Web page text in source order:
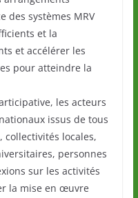
des systèmes MRV
et la
et accélérer les
pour atteindre la
les acteurs
issus de tous
collectivités locales,
personnes
sur les activités
la mise en œuvre